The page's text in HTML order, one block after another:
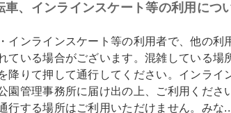
車、インラインスケート等の利用につ
インラインスケート等の利用者で、他の利
ている場合がございます。混雑している場
降りて押して通行してください。インライ
園管理事務所に届け出の上、ご利用くださ
行する場所はご利用いただけません。みな